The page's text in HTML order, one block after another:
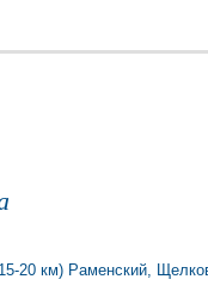
20 км) Раменский,